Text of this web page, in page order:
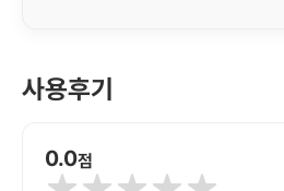
사용후기
0.0점